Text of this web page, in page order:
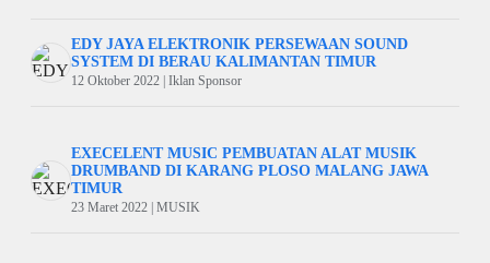
EDY JAYA ELEKTRONIK PERSEWAAN SOUND
SYSTEM DI BERAU KALIMANTAN TIMUR
12 Oktober 2022 | Iklan Sponsor
EXECELENT MUSIC PEMBUATAN ALAT MUSIK
DRUMBAND DI KARANG PLOSO MALANG JAWA
TIMUR
23 Maret 2022 | MUSIK